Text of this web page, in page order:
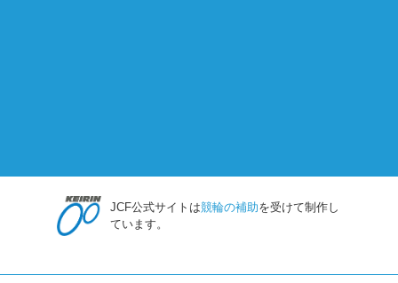
JCF公式サイトは競輪の補助を受けて制作し
ています。